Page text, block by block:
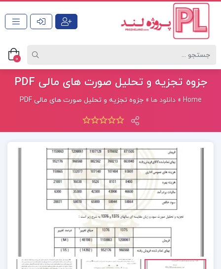
0
جزوه تجزیه و تحلیل صورت های مالی PDF
Home
»دانلود ها »جزوه تجزیه و تحلیل صورت های مالی PDF